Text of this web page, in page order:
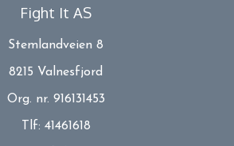
Fight It AS
Stemlandveien 8
8215 Valnesfjord
Org. nr. 916131453
Tlf: 41461618